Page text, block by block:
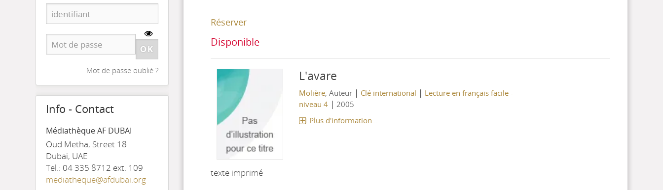
Réserver
Disponible
texte imprimé
L'avare
Molière, Auteur | Clé international | Lecture en français facile -
niveau 4| 2005
Plus d'information...
Mot de passe oublié ?
Info - Contact
Médiathèque AF DUBAI
Oud Metha, Street 18
Dubai, UAE
Tel.: 04 335 8712 ext. 109
mediatheque@afdubai.org